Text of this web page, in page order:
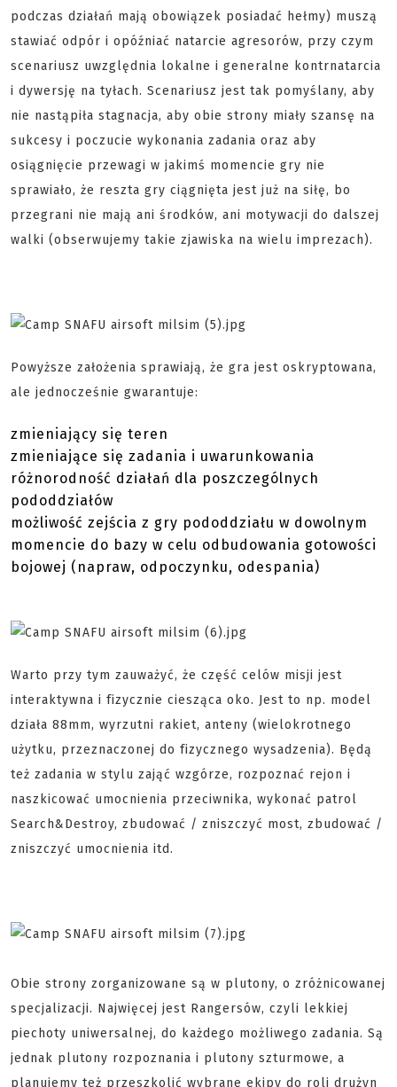
podczas działań mają obowiązek posiadać hełmy) muszą
stawiać odpór i opóźniać natarcie agresorów, przy czym
scenariusz uwzględnia lokalne i generalne kontrnatarcia
i dywersję na tyłach. Scenariusz jest tak pomyślany, aby
nie nastąpiła stagnacja, aby obie strony miały szansę na
sukcesy i poczucie wykonania zadania oraz aby
osiągnięcie przewagi w jakimś momencie gry nie
sprawiało, że reszta gry ciągnięta jest już na siłę, bo
przegrani nie mają ani środków, ani motywacji do dalszej
walki (obserwujemy takie zjawiska na wielu imprezach).
Powyższe założenia sprawiają, że gra jest oskryptowana,
ale jednocześnie gwarantuje:
zmieniający się teren
zmieniające się zadania i uwarunkowania
różnorodność działań dla poszczególnych
pododdziałów
możliwość zejścia z gry pododdziału w dowolnym
momencie do bazy w celu odbudowania gotowości
bojowej (napraw, odpoczynku, odespania)
Warto przy tym zauważyć, że część celów misji jest
interaktywna i fizycznie ciesząca oko. Jest to np. model
działa 88mm, wyrzutni rakiet, anteny (wielokrotnego
użytku, przeznaczonej do fizycznego wysadzenia). Będą
też zadania w stylu zająć wzgórze, rozpoznać rejon i
naszkicować umocnienia przeciwnika, wykonać patrol
Search&Destroy, zbudować / zniszczyć most, zbudować /
zniszczyć umocnienia itd.
Obie strony zorganizowane są w plutony, o zróżnicowanej
specjalizacji. Najwięcej jest Rangersów, czyli lekkiej
piechoty uniwersalnej, do każdego możliwego zadania. Są
jednak plutony rozpoznania i plutony szturmowe, a
planujemy też przeszkolić wybrane ekipy do roli drużyn